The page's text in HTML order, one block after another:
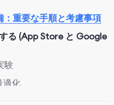
重要な手順と考慮事項
る (App Store と Google
験
適化